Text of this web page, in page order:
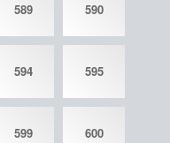
589 590
594 595
599 600